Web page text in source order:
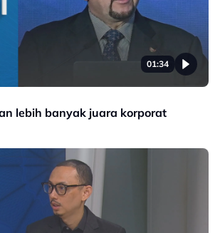
01:34
lebih banyak juara korporat